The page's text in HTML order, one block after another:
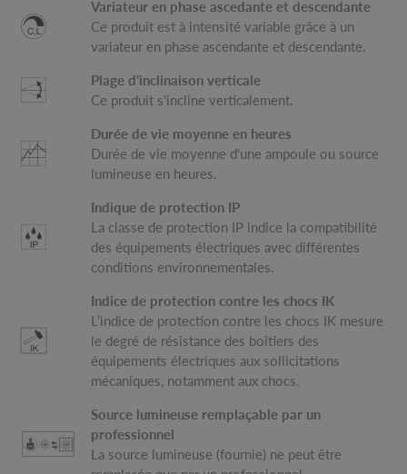
Variateur en phase ascedante et descendante
Ce produit est à intensité variable grâce à un
variateur en phase ascendante et descendante.
Plage d'inclinaison verticale
Ce produit s'incline verticalement.
Durée de vie moyenne en heures
Durée de vie moyenne d'une ampoule ou source
lumineuse en heures.
Indique de protection IP
La classe de protection IP indice la compatibilité
des équipements électriques avec différentes
conditions environnementales.
Indice de protection contre les chocs IK
L’indice de protection contre les chocs IK mesure
le degré de résistance des boîtiers des
équipements électriques aux sollicitations
mécaniques, notamment aux chocs.
Source lumineuse remplaçable par un
professionnel
La source lumineuse (fournie) ne peut être